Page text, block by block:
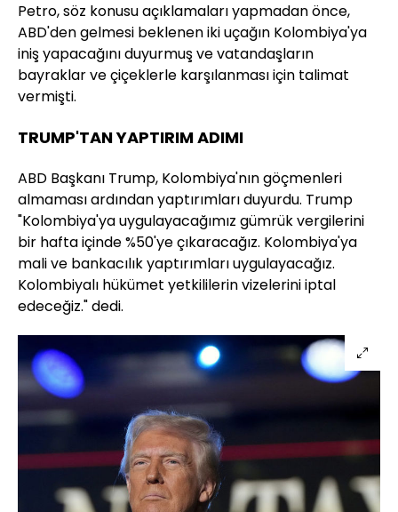
Petro, söz konusu açıklamaları yapmadan önce,
ABD'den gelmesi beklenen iki uçağın Kolombiya'ya
iniş yapacağını duyurmuş ve vatandaşların
bayraklar ve çiçeklerle karşılanması için talimat
vermişti.
TRUMP'TAN YAPTIRIM ADIMI
ABD Başkanı Trump, Kolombiya'nın göçmenleri
almaması ardından yaptırımları duyurdu. Trump
"Kolombiya'ya uygulayacağımız gümrük vergilerini
bir hafta içinde %50'ye çıkaracağız. Kolombiya'ya
mali ve bankacılık yaptırımları uygulayacağız.
Kolombiyalı hükümet yetkililerin vizelerini iptal
edeceğiz." dedi.